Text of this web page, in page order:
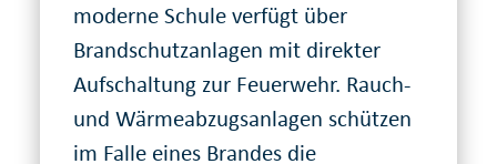
moderne Schule verfügt über
Brandschutzanlagen mit direkter
Aufschaltung zur Feuerwehr. Rauch-
und Wärmeabzugsanlagen schützen
im Falle eines Brandes die